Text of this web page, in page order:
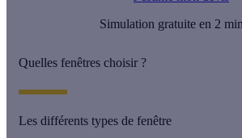
Simulation gratuite en 2
Quelles fenêtres choisir ?
Les différents types de fenêtre